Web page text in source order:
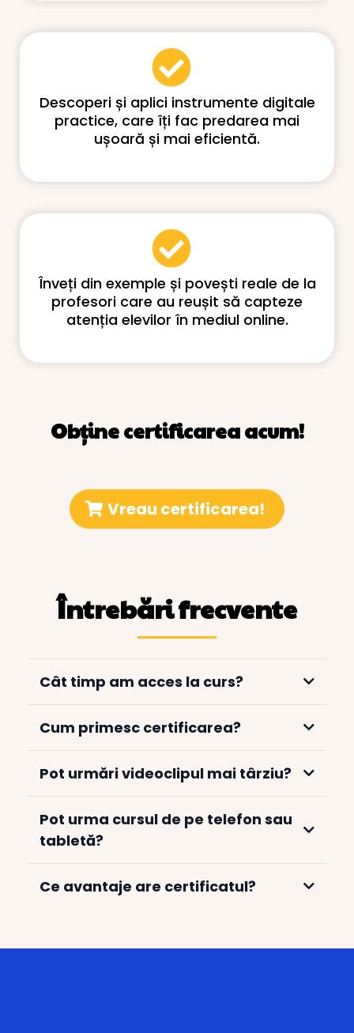
Descoperi și aplici instrumente digitale
practice, care îți fac predarea mai
ușoară și mai eficientă.
Înveți din exemple și povești reale de la
profesori care au reușit să capteze
atenția elevilor în mediul online.
Obține certificarea acum!
Vreau certificarea!
Întrebări frecvente
Cât timp am acces la curs?
Cum primesc certificarea?
Pot urmări videoclipul mai târziu?
Pot urma cursul de pe telefon sau
tabletă?
Ce avantaje are certificatul?